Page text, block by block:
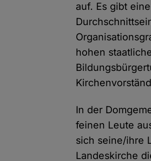
auf. Es gibt
hohen
In der
feinen Leute
sich seine/ihre
Landeskirche